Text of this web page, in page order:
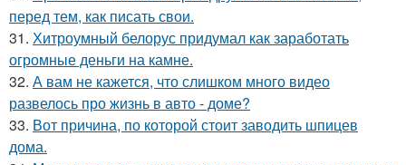
перед тем, как писать свои.
31. Хитроумный белорус придумал как заработать
огромные деньги на камне.
32. А вам не кажется, что слишком много видео
развелось про жизнь в авто - доме?
33. Вот причина, по которой стоит заводить шпицев
дома.